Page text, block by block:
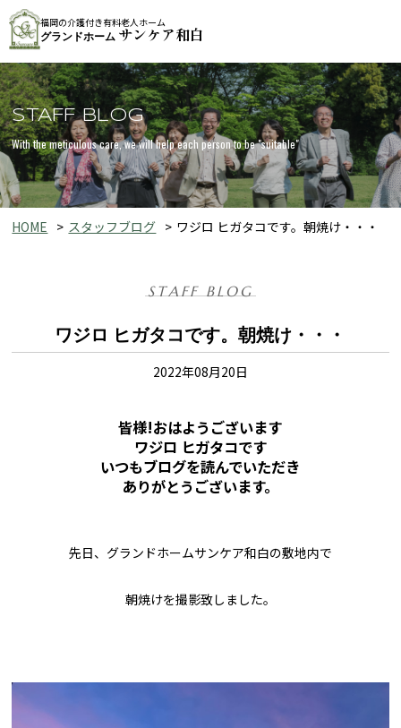
福岡の介護付き有料老人ホーム
グランドホーム サンケア和白
STAFF BLOG
With the meticulous care, we will help each person to be "suitable"
HOME スタッフブログ ワジロ ヒガタコです。朝焼け・・・
STAFF BLOG
ワジロ ヒガタコです。朝焼け・・・
2022年08月20日
皆様!おはようございます
ワジロ ヒガタコです
いつもブログを読んでいただき
ありがとうございます。
先日、グランドホームサンケア和白の敷地内で
朝焼けを撮影致しました。